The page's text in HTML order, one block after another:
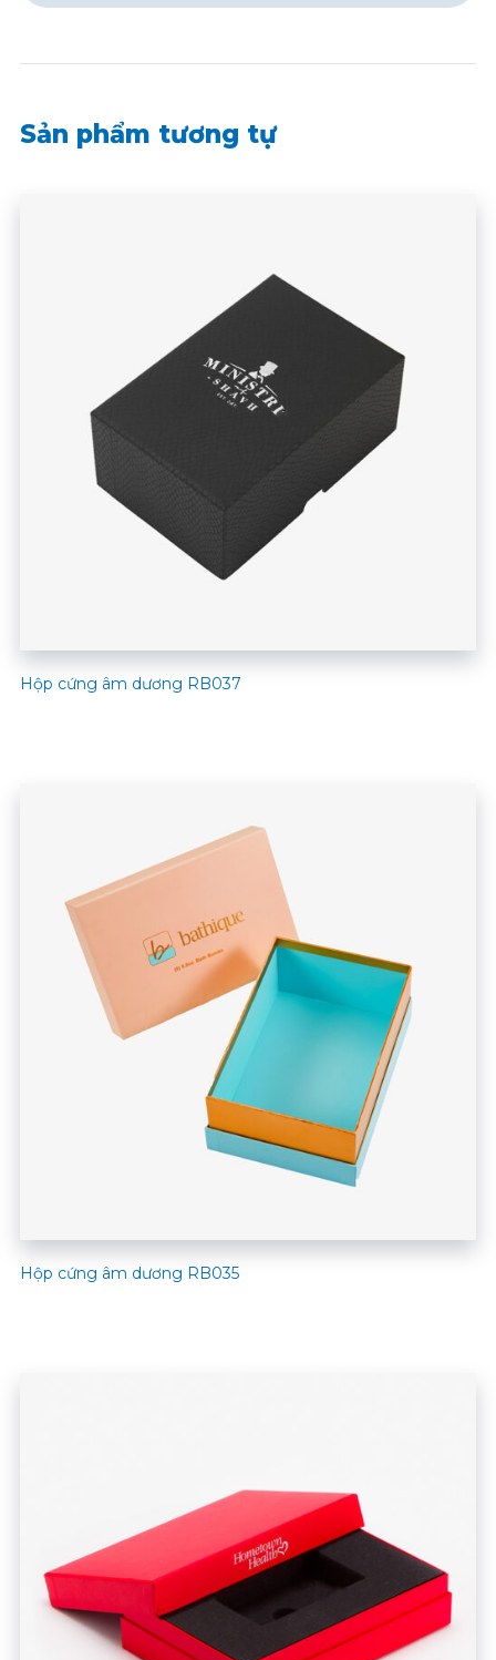
Sản phẩm tương tự
Hộp cứng âm dương RB037
Hộp cứng âm dương RB035